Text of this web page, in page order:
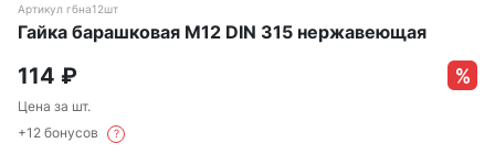
Артикул гбна12шт
Гайка барашковая М12 DIN 315 нержавеющая
114 ₽
Цена за шт.
+12 бонусов
?